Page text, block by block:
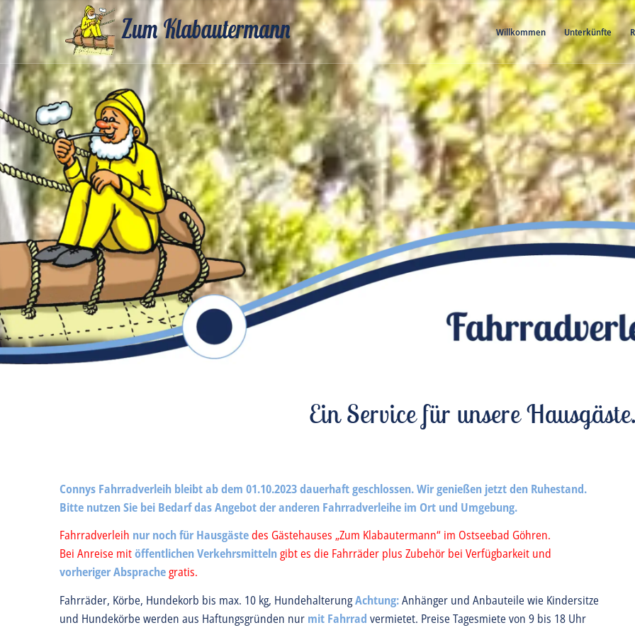
Willkommen Unterkünfte
Ein Service für unsere
Connys Fahrradverleih bleibt ab dem 01.10.2023 dauerhaft geschlossen. Wir genießen jetzt den Ruhestand.
Bitte nutzen Sie bei Bedarf das Angebot der anderen Fahrradverleihe im Ort und Umgebung.
Fahrradverleih nur noch für Hausgästedes Gästehauses „Zum Klabautermann“ im Ostseebad Göhren.
Bei Anreise mitöffentlichen Verkehrsmittelngibt es die Fahrräder plus Zubehör bei Verfügbarkeit und
vorheriger Absprachegratis.
Fahrräder, Körbe, Hundekorb bis max. 10 kg, HundehalterungAchtung:Anhänger und Anbauteile wie Kindersitze
und Hundekörbe werden aus Haftungsgründen nur mit Fahrrad vermietet. Preise Tagesmiete von 9 bis 18 Uhr